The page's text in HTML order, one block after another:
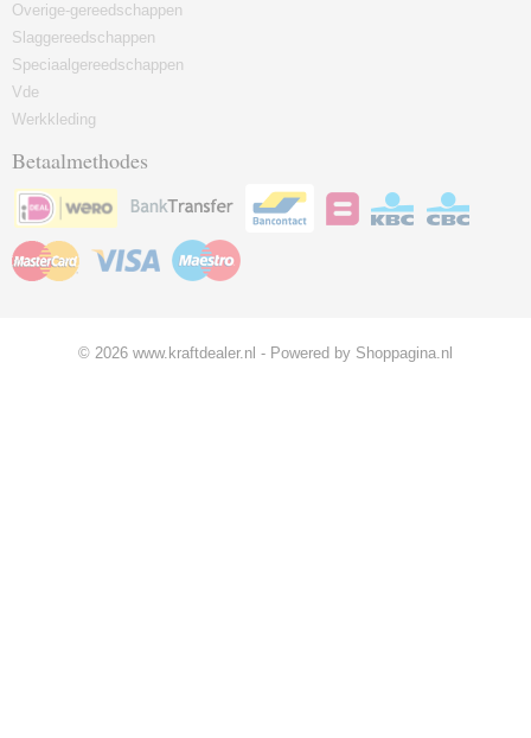
Overige-gereedschappen
Slaggereedschappen
Speciaalgereedschappen
Vde
Werkkleding
Betaalmethodes
© 2026 www.kraftdealer.nl - Powered by Shoppagina.nl